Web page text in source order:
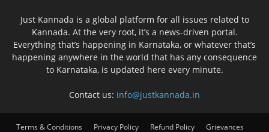
Just Kannada is a global platform for all issues related to
Kannada. At the very root, it’s a news-driven portal.
Everything that’s happening in Karnataka, or whatever that’s
happening anywhere in the world that has any consequence
to Karnataka, is updated here every minute.
Contact us: info@justkannada.in
Terms & Conditions Privacy Policy Refund Policy Grievances